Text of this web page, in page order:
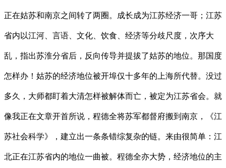
正在姑苏和南京之间转了两圈。成长成为江苏经济一哥；江苏
省内以江河、言语、文化、饮食、经济等分歧尺度，次序大
乱，指出苏淮分省后，反向传导并提拔了姑苏的地位。那国度
怎样办！姑苏的经济地位被开埠仅十多年的上海所代替。没过
多久，大师都盯着大清怎样被解体而亡，被定为江苏省会。就
像我正在文章开首所说，程德全将苏军都督府搬到南京，《江
苏社会科学》，建立出一条条错综复杂的链。来由很简单：江
北正在江苏省内的地位一曲被。程德全亦大势，经济地位的主